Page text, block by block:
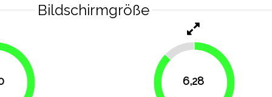
Bildschirmgröße
6,28
12.8%